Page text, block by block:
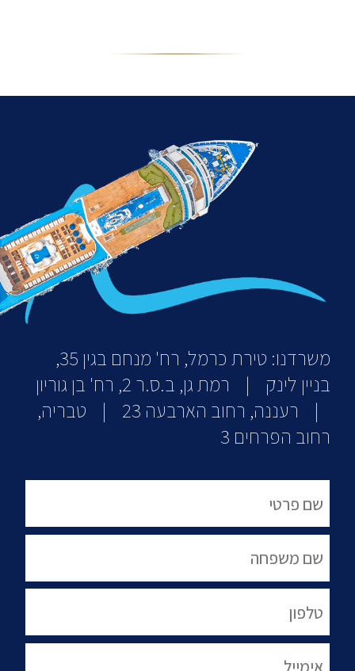
משרדנו: טירת כרמל, רח' מנחם בגין 35,
בניין לינק | רמת גן, ב.ס.ר 2, רח' בן גוריון
| רעננה, רחוב הארבעה 23 | טבריה,
רחוב הפרחים 3